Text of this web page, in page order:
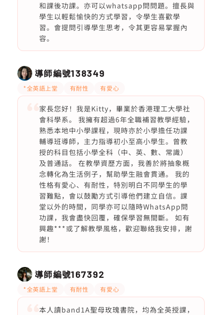
和課後功課。亦可以whatsapp問問題。擅長與
學生以輕鬆愉快的方式學習，令學生喜歡學
習。會提問引導學生思考，令其更容易掌握內
容。
導師編號138349
*全英語上堂 有耐性 有愛心
家長您好！我是Kitty，畢業於香港理工大學社
會科學系。 我擁有超過6年全職補習教學經驗，
熟悉本地中小學課程，現時亦於小學擔任功課
輔導班導師，主力指導初小至高小學生。曾教
授的科目包括小學全科（中、英、數、常識）
及普通話。 在教學資歷方面，我善於將抽象概
念轉化為生活例子，幫助學生融會貫通。 我的
性格有愛心、有耐性，特別明白不同學生的學
習難點，會以鼓勵方式引導他們建立自信。課
堂以外的時間，同學亦可以隨時WhatsApp問
功課，我會盡快回覆，確保學習無間斷。 如有
興趣***或了解教學風格，歡迎聯絡我安排，謝
謝！
導師編號167392
*全英語上堂 有耐性 有愛心
本人讀band1A聖母玫瑰書院，均為全英授課，